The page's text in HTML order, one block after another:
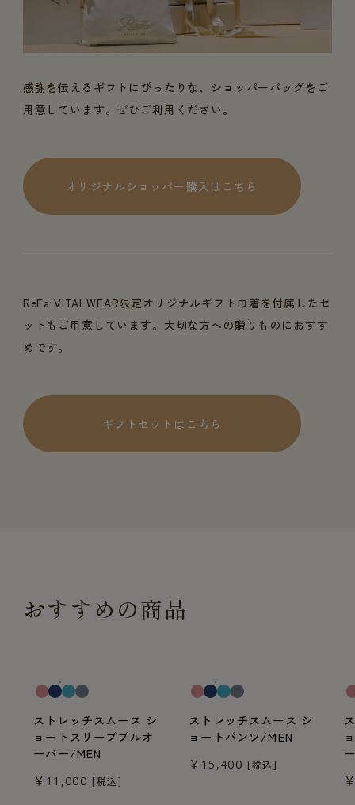
感謝を伝えるギフトにぴったりな、ショッパーバッグをご
用意しています。ぜひご利用ください。
オリジナルショッパー購入はこちら
ReFa VITALWEAR限定オリジナルギフト巾着を付属したセ
ットもご用意しています。大切な方への贈りものにおすす
めです。
ギフトセットはこちら
おすすめの商品
ストレッチスムース シ
ョートスリーブプルオ
ーバー/MEN
￥11,000 [税込]
ストレッチスムース シ
ョートパンツ/MEN
￥15,400 [税込]